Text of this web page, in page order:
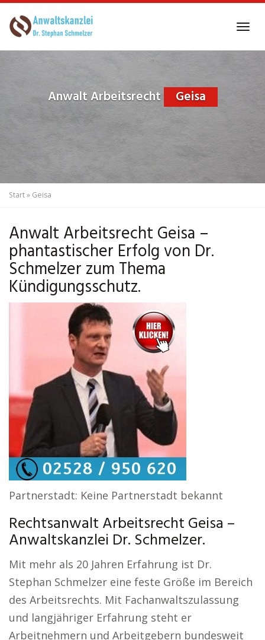
to
Anwalt Arbeitsrecht Geisa
Start» Geisa
Anwalt Arbeitsrecht Geisa –
phantastischer Erfolg von Dr.
Schmelzer zum Thema
Kündigungsschutz.
Partnerstadt: Keine Partnerstadt bekannt
Rechtsanwalt Arbeitsrecht Geisa –
Anwaltskanzlei Dr. Schmelzer.
Mit mehr als 20 Jahren Erfahrung ist Dr.
Stephan Schmelzer eine feste Größe im Bereich
des Arbeitsrechts. Mit Fachanwaltszulassung
und langjähriger Erfahrung steht er
Arbeitnehmern und Arbeitgebern bundesweit